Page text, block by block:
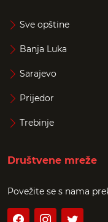
Sve opštine
Banja Luka
Sarajevo
Prijedor
Trebinje
Društvene mreže
Povežite se s nama